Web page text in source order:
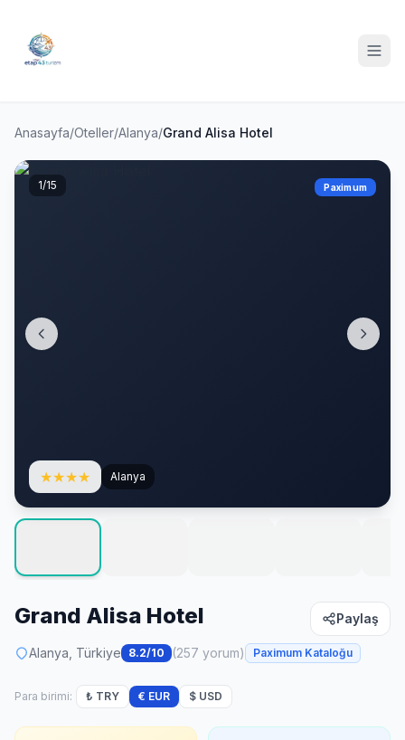
Anasayfa/Oteller/Alanya/Grand Alisa Hotel
★★★★ Alanya
Paximum
1/15
Grand Alisa Hotel Paylaş
Alanya, Türkiye 8.2/10 (257 yorum) Paximum Kataloğu
Para birimi: ₺ TRY € EUR $ USD